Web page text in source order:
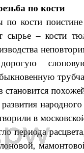
по кости
по кости
сырье – кости
становится
в
периода